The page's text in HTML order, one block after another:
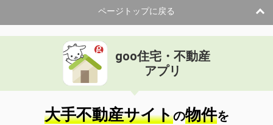
ページトップに戻る
goo住宅・不動産
アプリ
大手不動産サイトの物件を